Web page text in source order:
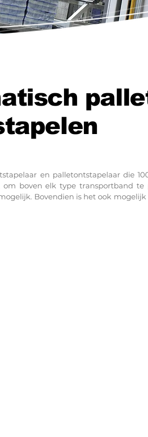
en palletontstapelaar die
boven elk type transportband te
Bovendien is het ook